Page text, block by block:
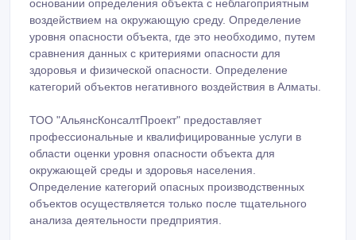
основании определения объекта с неблагоприятным
воздействием на окружающую среду. Определение
уровня опасности объекта, где это необходимо, путем
сравнения данных с критериями опасности для
здоровья и физической опасности. Определение
категорий объектов негативного воздействия в Алматы.
ТОО "АльянсКонсалтПроект" предоставляет
профессиональные и квалифицированные услуги в
области оценки уровня опасности объекта для
окружающей среды и здоровья населения.
Определение категорий опасных производственных
объектов осуществляется только после тщательного
анализа деятельности предприятия.